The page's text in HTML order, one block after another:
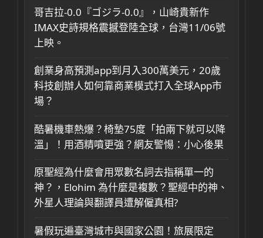
哥吉拉-0.0『ゴジラ-0.0』，山崎貴新作
IMAX史詩規格震撼登陸全球，台灣11/06號
上映。
創業身高預測app到月入300萬美元，20歲
科技創辦人如何靠商業模式打入全球App市
場？
酷暑機車熱爆？椅墊75度「拍兩下就可以降
溫」！用酒精噴更強？網友警惕：小心後果
原聖經為什麼會用眾數名詞去指稱單一的
神？，Elohim 為什麼是複數？聖經中的神、
外星人理論與翻譯員遭解僱真相?
暑假玩遍臺灣城市與國家公園！旅展限定